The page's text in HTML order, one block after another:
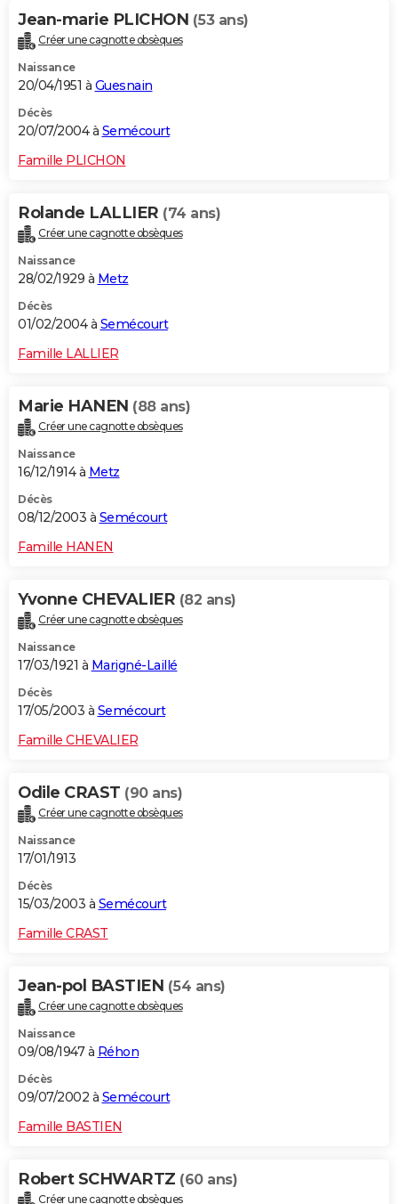
Jean-marie PLICHON (53 ans)
Créer une cagnotte obsèques
Naissance
20/04/1951 à Guesnain
Décès
20/07/2004 à Semécourt
Famille PLICHON
Rolande LALLIER (74 ans)
Créer une cagnotte obsèques
Naissance
28/02/1929 à Metz
Décès
01/02/2004 à Semécourt
Famille LALLIER
Marie HANEN (88 ans)
Créer une cagnotte obsèques
Naissance
16/12/1914 à Metz
Décès
08/12/2003 à Semécourt
Famille HANEN
Yvonne CHEVALIER (82 ans)
Créer une cagnotte obsèques
Naissance
17/03/1921 à Marigné-Laillé
Décès
17/05/2003 à Semécourt
Famille CHEVALIER
Odile CRAST (90 ans)
Créer une cagnotte obsèques
Naissance
17/01/1913
Décès
15/03/2003 à Semécourt
Famille CRAST
Jean-pol BASTIEN (54 ans)
Créer une cagnotte obsèques
Naissance
09/08/1947 à Réhon
Décès
09/07/2002 à Semécourt
Famille BASTIEN
Robert SCHWARTZ (60 ans)
Créer une cagnotte obsèques